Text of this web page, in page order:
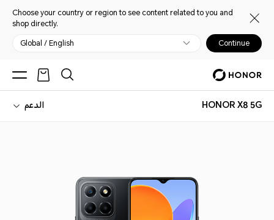
Choose your country or region to see content related to you and
shop directly.
Global / English Continue
HONOR X8 5G الدعم